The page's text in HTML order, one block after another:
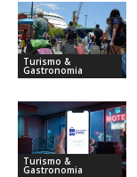
Turismo &
Gastronomia
Turismo &
Gastronomia